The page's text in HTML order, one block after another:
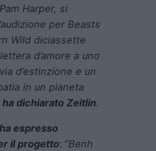
Harper, si
per Beasts
Wild diciassette
d’amore a uno
d’estinzione e un
in un pianeta
ha dichiarato Zeitlin.
espresso
il progetto: “Benh